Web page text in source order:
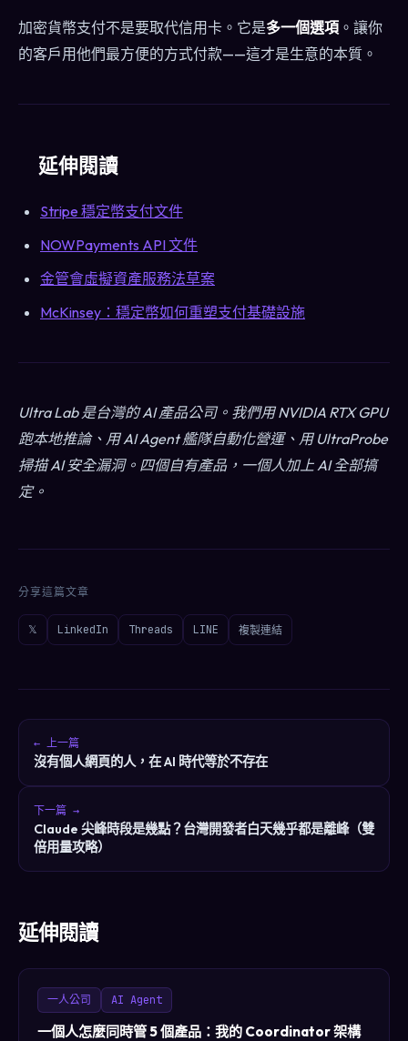
加密貨幣支付不是要取代信用卡。它是多一個選項 。讓你
的客戶用他們最方便的方式付款——這才是生意的本質。
延伸閱讀
Stripe 穩定幣支付文件
NOWPayments API 文件
金管會虛擬資產服務法草案
McKinsey：穩定幣如何重塑支付基礎設施
Ultra Lab 是台灣的 AI 產品公司。我們用 NVIDIA RTX GPU
跑本地推論、用 AI Agent 艦隊自動化營運、用 UltraProbe
掃描 AI 安全漏洞。四個自有產品，一個人加上 AI 全部搞
定。
分享這篇文章
𝕏 LinkedIn Threads LINE 複製連結
← 上一篇
沒有個人網頁的人，在 AI 時代等於不存在
下一篇 →
Claude 尖峰時段是幾點？台灣開發者白天幾乎都是離峰（雙
倍用量攻略）
延伸閱讀
一人公司 AI Agent
一個人怎麼同時管 5 個產品：我的 Coordinator 架構